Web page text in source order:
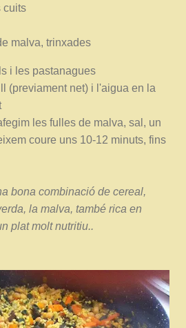
cuits
malva, trinxades
i les pastanagues
(previament net) i l'aigua en la
les fulles de malva, sal, un
coure uns 10-12 minuts, fins
bona combinació de cereal,
la malva, també rica en
plat molt nutritiu..